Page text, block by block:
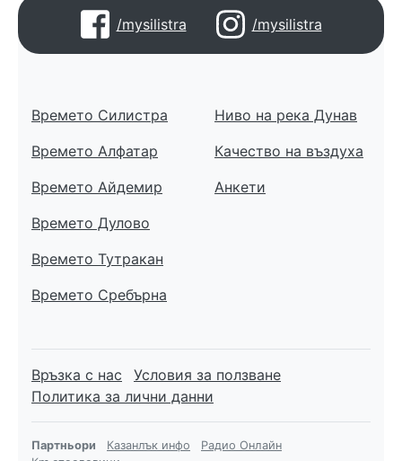
/mysilistra /mysilistra
Времето Силистра
Времето Алфатар
Времето Айдемир
Времето Дулово
Времето Тутракан
Времето Сребърна
Ниво на река Дунав
Качество на въздуха
Анкети
Връзка с нас
Условия за ползване
Политика за лични данни
Партньори Казанлък инфо
Радио Онлайн